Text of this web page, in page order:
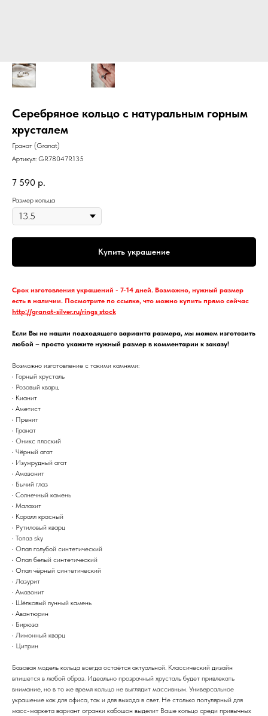
Серебряное кольцо с натуральным горным
хрусталем
Гранат (Granat)
Артикул: GR78047R135
7 590 р.
Размер кольца
Купить украшение
Срок изготовления украшений - 7-14 дней. Возможно, нужный размер
есть в наличии. Посмотрите по ссылке, что можно купить прямо сейчас
http://granat-silver.ru/rings_stock
Если Вы не нашли подходящего варианта размера, мы можем изготовить
любой – просто укажите нужный размер в комментарии к заказу!
Возможно изготовление с такими камнями:
• Горный хрусталь
• Розовый кварц
• Кианит
• Аметист
• Пренит
• Гранат
• Оникс плоский
• Чёрный агат
• Изумрудный агат
• Амазонит
• Бычий глаз
• Солнечный камень
• Малахит
• Коралл красный
• Рутиловый кварц
• Топаз sky
• Опал голубой синтетический
• Опал белый синтетический
• Опал чёрный синтетический
• Лазурит
• Амазонит
• Шёлковый лунный камень
• Авантюрин
• Бирюза
• Лимонный кварц
• Цитрин
Базовая модель кольца всегда остаётся актуальной. Классический дизайн
впишется в любой образ. Идеально прозрачный хрусталь будет привлекать
внимание, но в то же время кольцо не выглядит массивным. Универсальное
украшение как для офиса, так и для выхода в свет. Не столько популярный для
масс-маркета вариант огранки кабошон выделит Ваше кольцо среди привычных